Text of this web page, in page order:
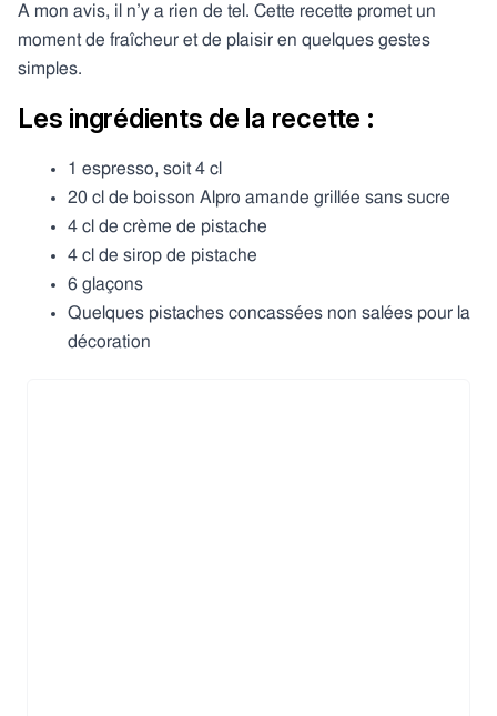
A mon avis, il n’y a rien de tel. Cette recette promet un
moment de fraîcheur et de plaisir en quelques gestes
simples.
Les ingrédients de la recette :
1 espresso, soit 4 cl
20 cl de boisson Alpro amande grillée sans sucre
4 cl de crème de pistache
4 cl de sirop de pistache
6 glaçons
Quelques pistaches concassées non salées pour la
décoration